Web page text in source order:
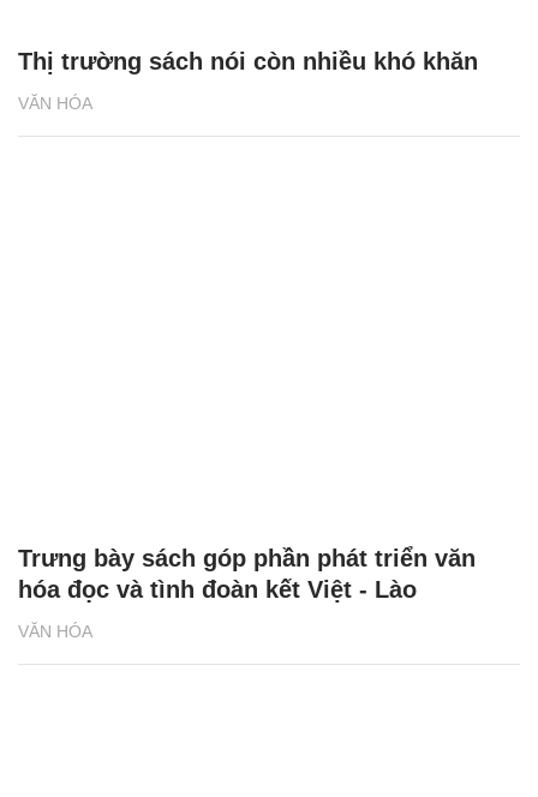
VĂN HÓA
Thị trường sách nói còn nhiều khó khăn
VĂN HÓA
Trưng bày sách góp phần phát triển văn
hóa đọc và tình đoàn kết Việt - Lào